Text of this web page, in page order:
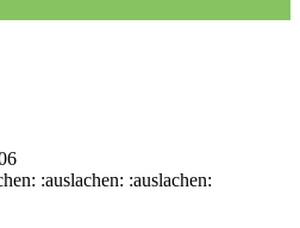
:auslachen: :auslachen: